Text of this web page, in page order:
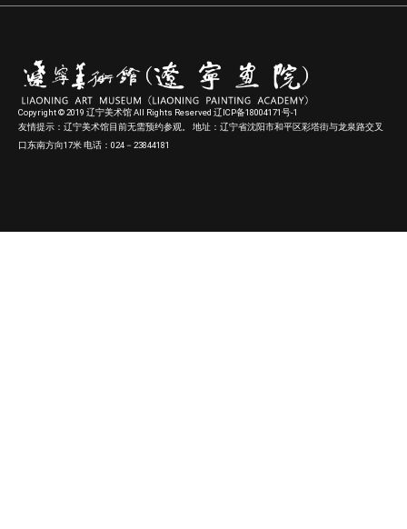
Copyright © 2019 辽宁美术馆 All Rights Reserved 辽ICP备18004171号-1
友情提示：辽宁美术馆目前无需预约参观。 地址：辽宁省沈阳市和平区彩塔街与龙泉路交叉
口东南方向17米 电话：024－23844181